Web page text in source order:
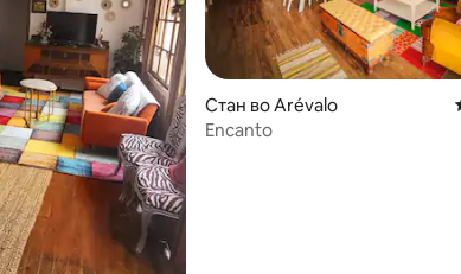
Стан во Arévalo
Encanto